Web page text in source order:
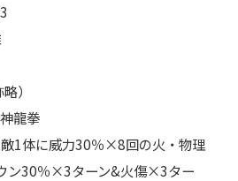
）
龍拳
1体に威力30％×8回の火・物理
ン30％×3ターン&火傷×3ター